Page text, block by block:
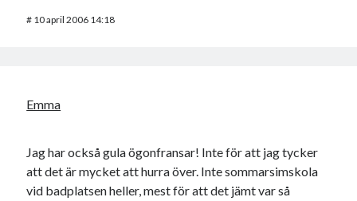
# 10 april 2006 14:18
Emma
Jag har också gula ögonfransar! Inte för att jag tycker
att det är mycket att hurra över. Inte sommarsimskola
vid badplatsen heller, mest för att det jämt var så